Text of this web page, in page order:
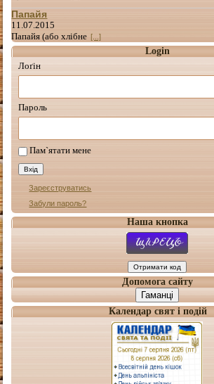
Папайя
11.07.2015
Папайя (або хлібне [...]
Login
Лоґін
Пароль
Пам`ятати мене
Зареєструватись
Забули пароль?
Наша кнопка
Допомога сайту
Гаманці
Календар свят і подій